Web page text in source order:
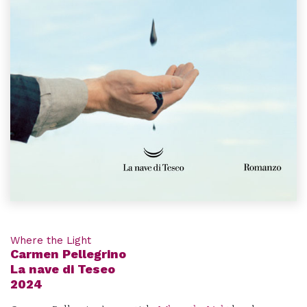
Where the Light
Carmen Pellegrino
La nave di Teseo
2024